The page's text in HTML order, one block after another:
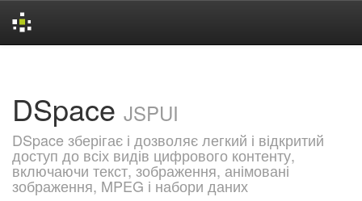
DSpace JSPUI
DSpace зберігає і дозволяє легкий і відкритий
доступ до всіх видів цифрового контенту,
включаючи текст, зображення, анімовані
зображення, MPEG і набори даних